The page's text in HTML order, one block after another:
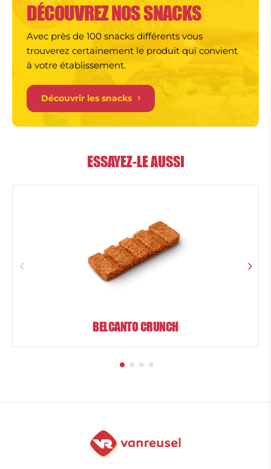
DÉCOUVREZ NOS SNACKS
Avec près de 100 snacks différents vous
trouverez certainement le produit qui convient
à votre établissement.
Découvrir les snacks
ESSAYEZ-LE AUSSI
BELCANTO CRUNCH